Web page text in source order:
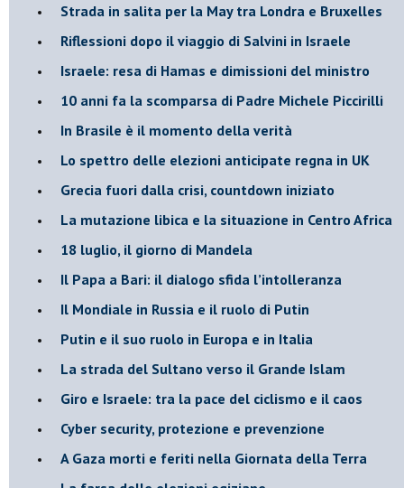
Strada in salita per la May tra Londra e Bruxelles
Riflessioni dopo il viaggio di Salvini in Israele
Israele: resa di Hamas e dimissioni del ministro
10 anni fa la scomparsa di Padre Michele Piccirilli
In Brasile è il momento della verità
Lo spettro delle elezioni anticipate regna in UK
Grecia fuori dalla crisi, countdown iniziato
La mutazione libica e la situazione in Centro Africa
18 luglio, il giorno di Mandela
Il Papa a Bari: il dialogo sfida l’intolleranza
Il Mondiale in Russia e il ruolo di Putin
Putin e il suo ruolo in Europa e in Italia
La strada del Sultano verso il Grande Islam
Giro e Israele: tra la pace del ciclismo e il caos
Cyber security, protezione e prevenzione
A Gaza morti e feriti nella Giornata della Terra